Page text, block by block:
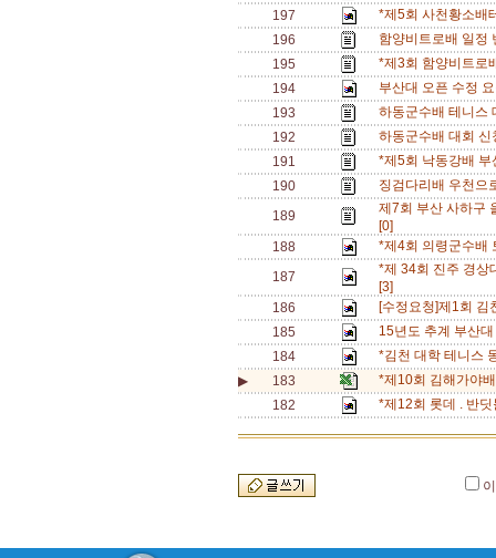
197
*제5회 사천황소배
196
함양비트로배 일정
195
*제3회 함양비트로
194
부산대 오픈 수정
193
하동군수배 테니스
192
하동군수배 대회
191
*제5회 낙동강배
190
징검다리배 우천
189
제7회 부산 사하구
[0]
188
*제4회 의령군수배
187
*제 34회 진주 경상
[3]
186
[수정요청]제1회
185
15년도 추계 부산
184
*김천 대학 테니스
▶
183
*제10회 김해가야
182
*제12회 롯데 . 반